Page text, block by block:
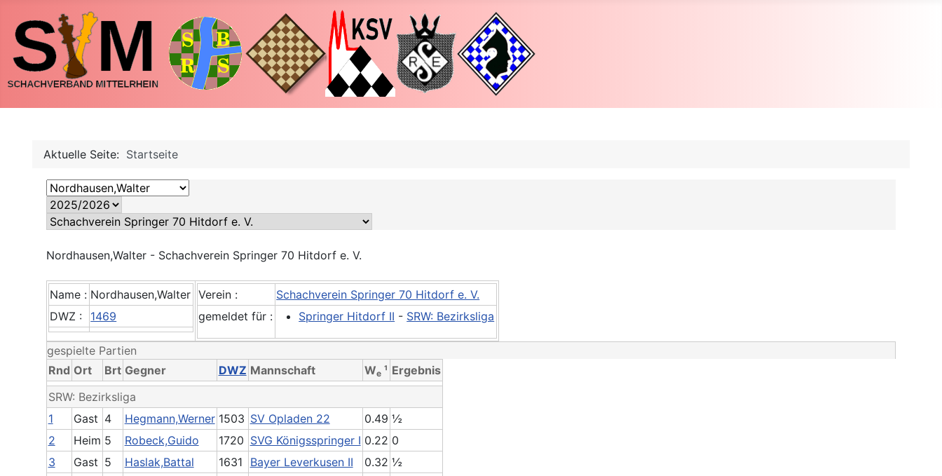
Aktuelle Seite: Startseite
Nordhausen,Walter - Schachverein Springer 70 Hitdorf e. V.
Name : Nordhausen,Walter
DWZ :
1469
Verein :
Schachverein Springer 70 Hitdorf e. V.
gemeldet für :
Springer Hitdorf II - SRW: Bezirksliga
gespielte Partien
Rnd Ort Brt Gegner DWZ Mannschaft We¹ Ergebnis
SRW: Bezirksliga
1
Gast 4 Hegmann,Werner 1503 SV Opladen 22 0.49 ½
2
Heim 5 Robeck,Guido 1720 SVG Königsspringer I 0.22 0
3
Gast 5 Haslak,Battal 1631 Bayer Leverkusen II 0.32 ½